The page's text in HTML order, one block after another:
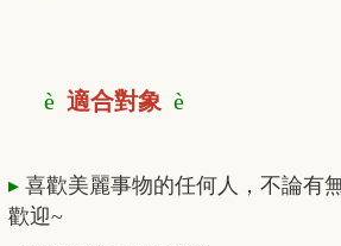
è 適合對象 è
▸ 喜歡美麗事物的任何人，不論有
歡迎~